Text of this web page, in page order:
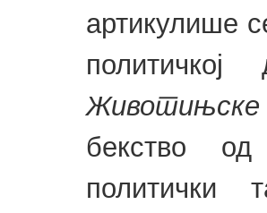
артикулише
бекство
политички